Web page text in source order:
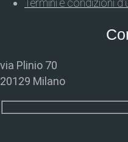
Termini e condizioni
via Plinio 70
20129 Milano